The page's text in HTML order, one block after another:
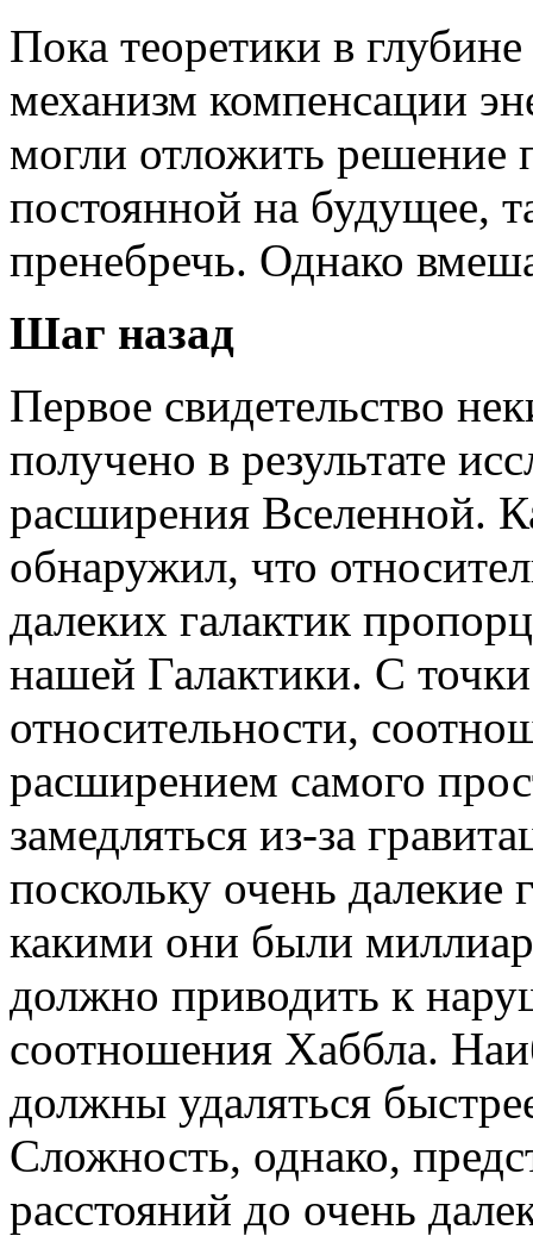
Пока теоретики в
механизм компенсации
могли отложить решение
постоянной на будущее,
пренебречь. Однако
Шаг назад
Первое свидетельство
получено в результате
расширения Вселенной.
обнаружил, что
далеких галактик
нашей Галактики. С
относительности,
расширением самого
замедляться из-за
поскольку очень
какими они были
должно приводить к
соотношения Хаббла.
должны удаляться
Сложность, однако,
расстояний до очень